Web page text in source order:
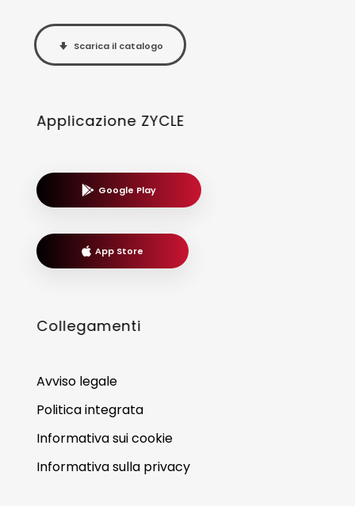
Scarica il catalogo
Applicazione ZYCLE
Google Play
App Store
Collegamenti
Avviso legale
Politica integrata
Informativa sui cookie
Informativa sulla privacy